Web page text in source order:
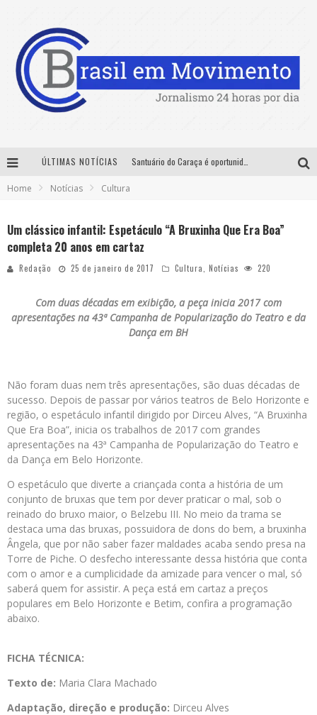
ÚLTIMAS NOTÍCIAS
Home Notícias Cultura
Um clássico infantil: Espetáculo “A Bruxinha Que Era Boa”
completa 20 anos em cartaz
Redação 25 de janeiro de 2017 Cultura Notícias 220
Com duas décadas em exibição, a peça inicia 2017 com
apresentações na 43ª Campanha de Popularização do Teatro e da
Dança em BH
Não foram duas nem três apresentações, são duas décadas de
sucesso. Depois de passar por vários teatros de Belo Horizonte e
região, o espetáculo infantil dirigido por Dirceu Alves, “A Bruxinha
Que Era Boa”, inicia os trabalhos de 2017 com grandes
apresentações na 43ª Campanha de Popularização do Teatro e
da Dança em Belo Horizonte.
O espetáculo que diverte a criançada conta a história de um
conjunto de bruxas que tem por dever praticar o mal, sob o
reinado do bruxo maior, o Belzebu III. No meio da trama se
destaca uma das bruxas, possuidora de dons do bem, a bruxinha
Ângela, que por não saber fazer maldades acaba sendo presa na
Torre de Piche. O desfecho interessante dessa história que conta
com o amor e a cumplicidade da amizade para vencer o mal, só
saberá quem for assistir. A peça está em cartaz a preços
populares em Belo Horizonte e Betim, confira a programação
abaixo.
FICHA TÉCNICA:
Texto de: Maria Clara Machado
Adaptação, direção e produção: Dirceu Alves